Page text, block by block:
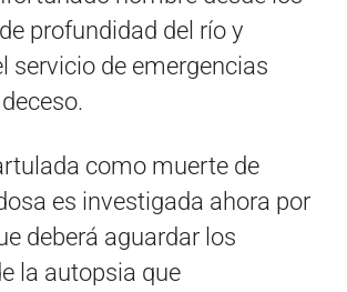
profundidad del río y
servicio de emergencias
como muerte de
es investigada ahora por
deberá aguardar los
la autopsia que